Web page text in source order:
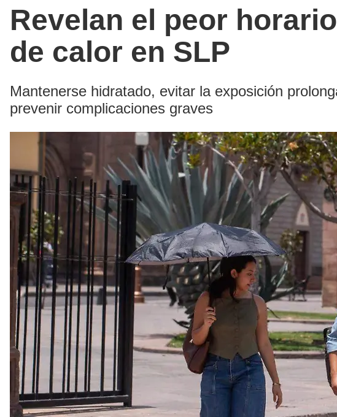
Revelan el peor
de calor en SLP
Mantenerse hidratado, evitar la exposición
prevenir complicaciones graves